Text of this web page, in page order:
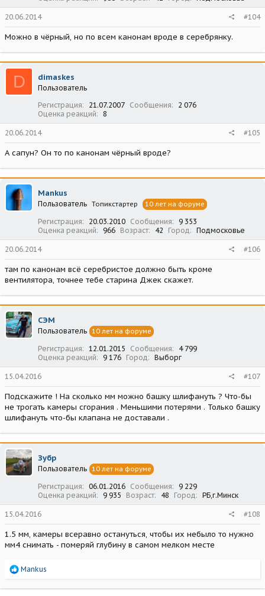
20.06.2014 #104
Можно в чёрный, но по всем канонам вроде в серебрянку.
D dimaskes
Пользователь
Регистрация
21.07.2007 Сообщения
2 076
Оценка реакций
8
20.06.2014 #105
А сапун? Он то по канонам чёрный вроде?
Mankus
Пользователь Топикстартер 10 лет на форуме
Регистрация 20.03.2010 Сообщения
9 353
Оценка реакций
966 Возраст 42 Город Подмосковье
20.06.2014 #106
там по канонам всё серебристое должно быть кроме
вентилятора, точнее тебе старина Джек скажет.
СЭМ
Пользователь 10 лет на форуме
Регистрация 12.01.2015 Сообщения
4 799
Оценка реакций
9 176 Город Выборг
15.04.2016 #107
Подскажите ! На сколько мм можно башку шлифануть ? Что-бы
не трогать камеры сгорания . Меньшими потерями . Только башку
шлифануть что-бы клапана не доставали .
Зубр
Пользователь 10 лет на форуме
Регистрация 06.01.2016 Сообщения
9 229
Оценка реакций
9 935 Возраст 48 Город РБ,г.Минск
15.04.2016 #108
1.5 мм, камеры всеравно остануться, чтобы их небыло то нужно
мм4 снимать - померяй глубину в самом мелком месте
Р
а
Mankus